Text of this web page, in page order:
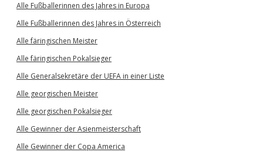
Alle Fußballerinnen des Jahres in Europa
Alle Fußballerinnen des Jahres in Österreich
Alle färingischen Meister
Alle färingischen Pokalsieger
Alle Generalsekretäre der UEFA in einer Liste
Alle georgischen Meister
Alle georgischen Pokalsieger
Alle Gewinner der Asienmeisterschaft
Alle Gewinner der Copa America